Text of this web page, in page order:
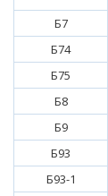
Б7
Б74
Б75
Б8
Б9
Б93
Б93-1